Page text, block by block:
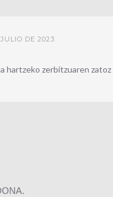
DE 2023
hartzeko zerbitzuaren